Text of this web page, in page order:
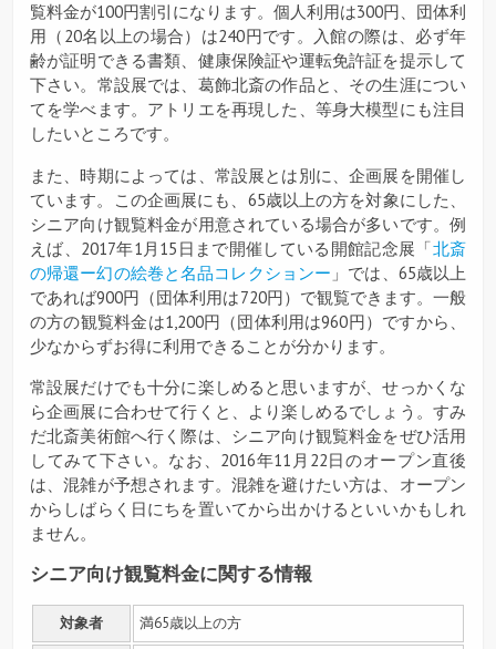
覧料金が100円割引になります。個人利用は300円、団体利
用（20名以上の場合）は240円です。入館の際は、必ず年
齢が証明できる書類、健康保険証や運転免許証を提示して
下さい。常設展では、葛飾北斎の作品と、その生涯につい
てを学べます。アトリエを再現した、等身大模型にも注目
したいところです。
また、時期によっては、常設展とは別に、企画展を開催し
ています。この企画展にも、65歳以上の方を対象にした、
シニア向け観覧料金が用意されている場合が多いです。例
えば、2017年1月15日まで開催している開館記念展「北斎
の帰還ー幻の絵巻と名品コレクションー 」では、65歳以上
であれば900円（団体利用は720円）で観覧できます。一般
の方の観覧料金は1,200円（団体利用は960円）ですから、
少なからずお得に利用できることが分かります。
常設展だけでも十分に楽しめると思いますが、せっかくな
ら企画展に合わせて行くと、より楽しめるでしょう。すみ
だ北斎美術館へ行く際は、シニア向け観覧料金をぜひ活用
してみて下さい。なお、2016年11月22日のオープン直後
は、混雑が予想されます。混雑を避けたい方は、オープン
からしばらく日にちを置いてから出かけるといいかもしれ
ません。
シニア向け観覧料金に関する情報
対象者 満65歳以上の方